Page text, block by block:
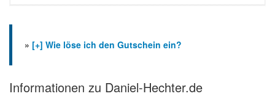
» [+] Wie löse ich den Gutschein ein?
Informationen zu Daniel-Hechter.de